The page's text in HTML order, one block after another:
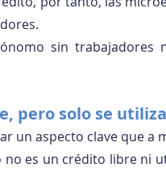
sin
pero solo se
un aspecto clave que a
es un crédito libre ni